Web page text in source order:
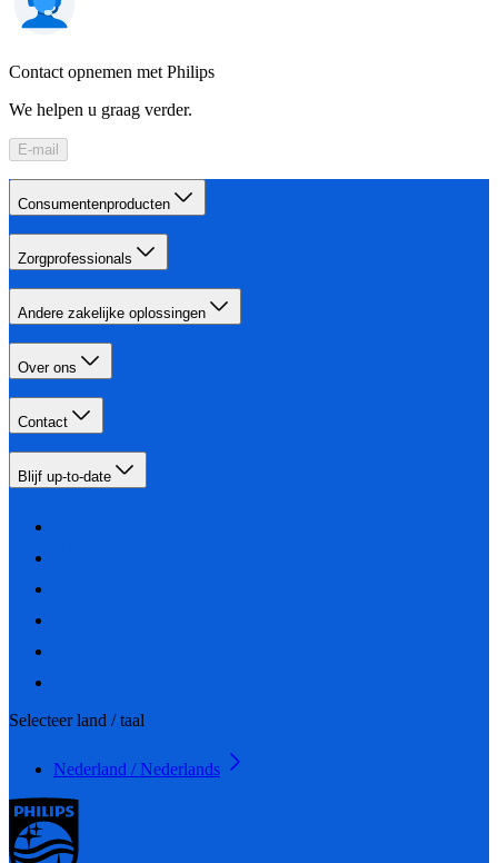
Contact opnemen met Philips
We helpen u graag verder.
E-mail
Consumentenproducten
Zorgprofessionals
Andere zakelijke oplossingen
Over ons
Contact
Blijf up-to-date
Selecteer land / taal
Nederland / Nederlands